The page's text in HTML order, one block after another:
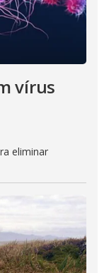
vírus
eliminar